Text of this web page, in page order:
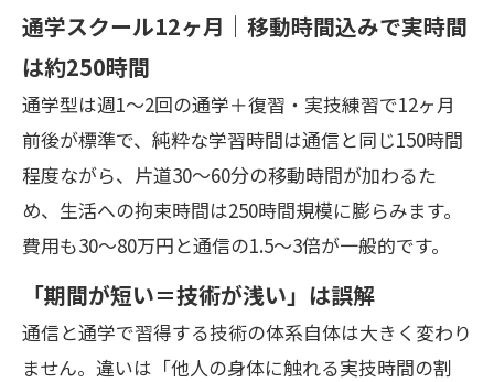
通学スクール12ヶ月｜移動時間込みで実時間
は約250時間
通学型は週1〜2回の通学＋復習・実技練習で12ヶ月
前後が標準で、純粋な学習時間は通信と同じ150時間
程度ながら、片道30〜60分の移動時間が加わるた
め、生活への拘束時間は250時間規模に膨らみます。
費用も30〜80万円と通信の1.5〜3倍が一般的です。
「期間が短い＝技術が浅い」は誤解
通信と通学で習得する技術の体系自体は大きく変わり
ません。違いは「他人の身体に触れる実技時間の割